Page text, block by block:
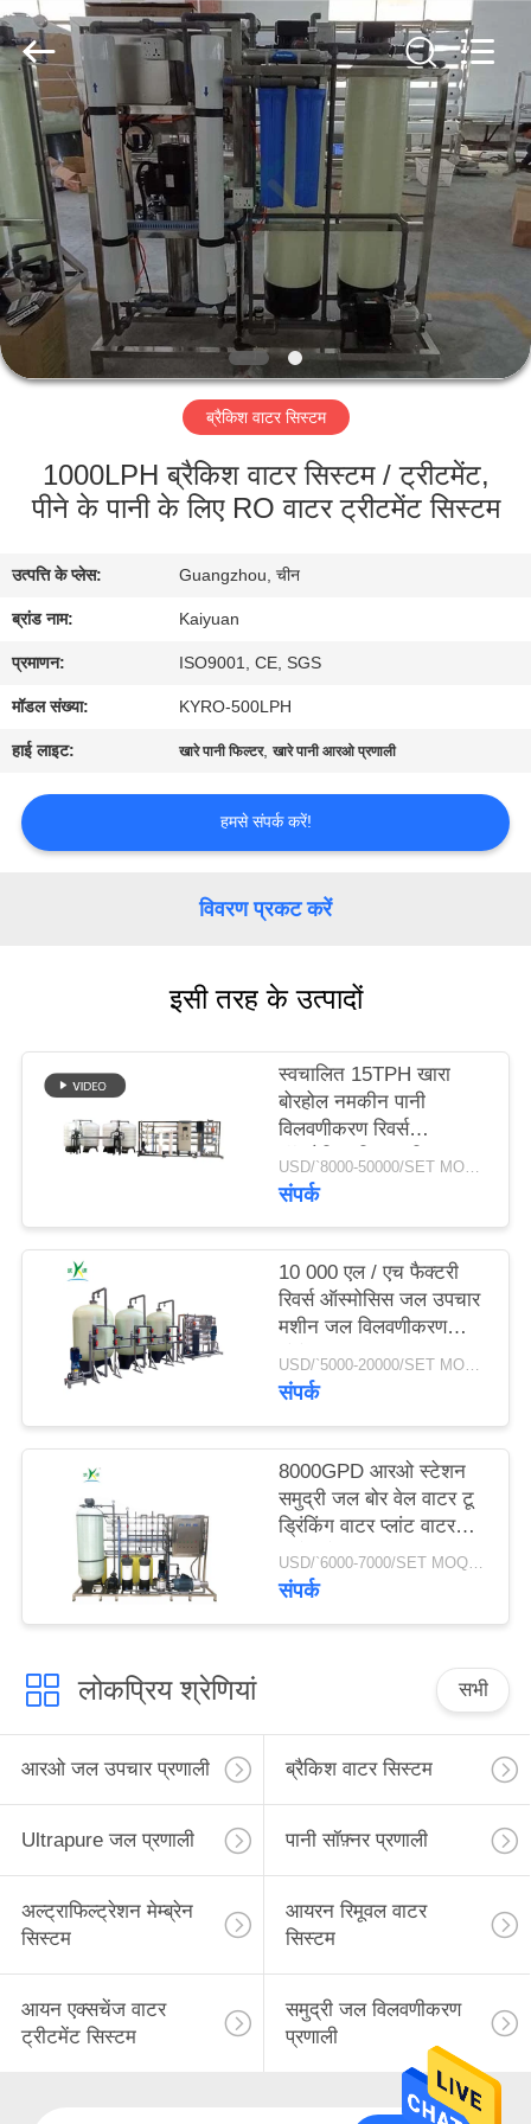
घर
उत्पादों
हमारे
बारे
में
भ्रमण
नियंत्रण
संपर्क
करें
उद्धरण
का
NEWS
साइटमैप
POLICY
Yuan
Water
Treatment
Equipment
Co.,
Rights
Reserved.
ब्रैकिश वाटर सिस्टम
1000LPH ब्रैकिश वाटर सिस्टम / ट्रीटमेंट,
पीने के पानी के लिए RO वाटर ट्रीटमेंट सिस्टम
उत्पत्ति के प्लेस: Guangzhou, चीन
ब्रांड नाम: Kaiyuan
प्रमाणन: ISO9001, CE, SGS
मॉडल संख्या: KYRO-500LPH
हाई लाइट: खारे पानी फिल्टर,खारे पानी आरओ प्रणाली
हमसे संपर्क करें!
विवरण प्रकट करें
इसी तरह के उत्पादों
स्वचालित 15TPH खारा
बोरहोल नमकीन पानी
विलवणीकरण रिवर्स
ऑस्मोसिस फ़िल्टर सिस्टम
शुद्धिकरण उपचार आरओ
USD/`8000-50000/SET MOQ:एक सेट
संपर्क
10 000 एल / एच फैक्टरी
रिवर्स ऑस्मोसिस जल उपचार
मशीन जल विलवणीकरण
संयंत्र जल उपचार उपकरण
आरओ सिस्टम
USD/`5000-20000/SET MOQ:एक सेट
संपर्क
8000GPD आरओ स्टेशन
समुद्री जल बोर वेल वाटर टू
ड्रिंकिंग वाटर प्लांट वाटर
डिसेलिनेशन मशीन
USD/`6000-7000/SET MOQ:एक सेट
संपर्क
लोकप्रिय श्रेणियां सभी
आरओ जल उपचार प्रणाली ब्रैकिश वाटर सिस्टम
Ultrapure जल प्रणाली पानी सॉफ़्नर प्रणाली
अल्ट्राफिल्ट्रेशन मेम्ब्रेन
सिस्टम
आयरन रिमूवल वाटर
सिस्टम
आयन एक्सचेंज वाटर
ट्रीटमेंट सिस्टम
समुद्री जल विलवणीकरण
प्रणाली